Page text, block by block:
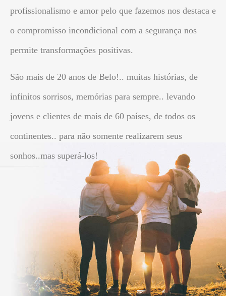
profissionalismo e amor pelo que fazemos nos destaca e
o compromisso incondicional com a segurança nos
permite transformações positivas.
São mais de 20 anos de Belo!.. muitas histórias, de
infinitos sorrisos, memórias para sempre.. levando
jovens e clientes de mais de 60 países, de todos os
continentes.. para não somente realizarem seus
sonhos..mas superá-los!